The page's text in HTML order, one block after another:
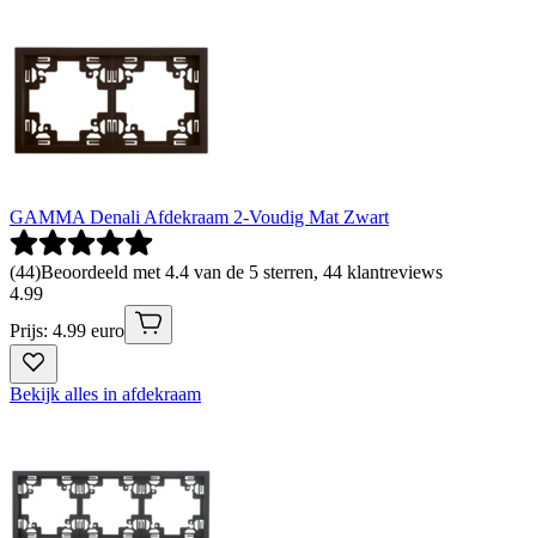
GAMMA Denali Afdekraam 2-Voudig Mat Zwart
(44)Beoordeeld met 4.4 van de 5 sterren, 44 klantreviews
4.99
Prijs: 4.99 euro
Bekijk alles in afdekraam